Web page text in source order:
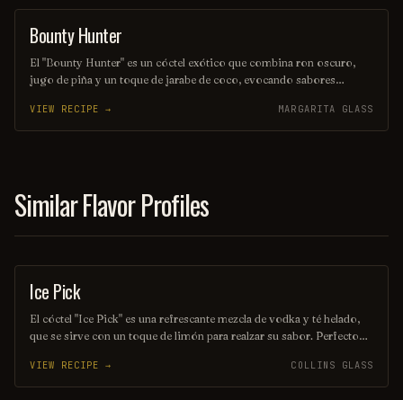
noche especial o como aperitivo antes de una cena.
COCKTAIL
Bounty Hunter
El "Bounty Hunter" es un cóctel exótico que combina ron oscuro,
jugo de piña y un toque de jarabe de coco, evocando sabores
rodaja de piña y una cereza, este trago es perfecto para aquellos que
buscan una aventura refrescante en cada sorbo. Ideal para disfrutar
VIEW RECIPE → MARGARITA GLASS
Similar Flavor Profiles
ORDINARY DRINK
Ice Pick
El cóctel "Ice Pick" es una refrescante mezcla de vodka y té helado,
que se sirve con un toque de limón para realzar su sabor. Perfecto
vodka con la dulzura del té, creando una bebida equilibrada y
deliciosa. Ideal para relajarse y compartir en buena compañía.
VIEW RECIPE → COLLINS GLASS